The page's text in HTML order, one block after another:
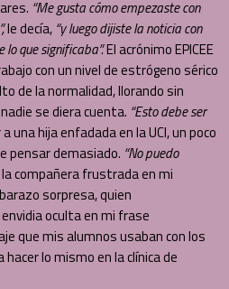
“Me gusta cómo empezaste con
le decía, “y luego dijiste la noticia con
que significaba”.El acrónimo EPICEE
con un nivel de estrógeno sérico
de la normalidad, llorando sin
se diera cuenta. “Esto debe ser
una hija enfadada en la UCI, un poco
pensar demasiado. “No puedo
compañera frustrada en mi
sorpresa, quien
oculta en mi frase
que mis alumnos usaban con los
lo mismo en la clínica de